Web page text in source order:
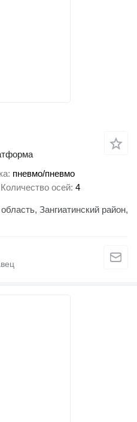
пневмо/пневмо
Количество осей 4
Зангиатинский район,